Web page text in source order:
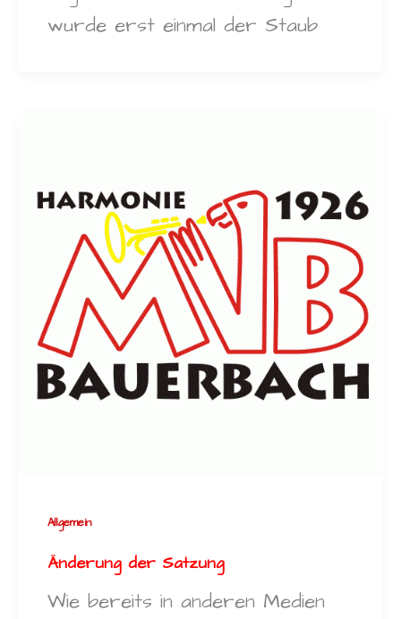
wurde erst einmal der Staub
Allgemein
Änderung der Satzung
Wie bereits in anderen Medien